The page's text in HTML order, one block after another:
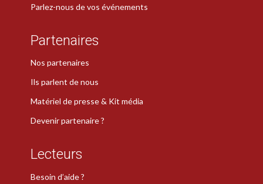
Parlez-nous de vos événements
Partenaires
Nos partenaires
Ils parlent de nous
Matériel de presse & Kit média
Devenir partenaire ?
Lecteurs
Besoin d’aide ?